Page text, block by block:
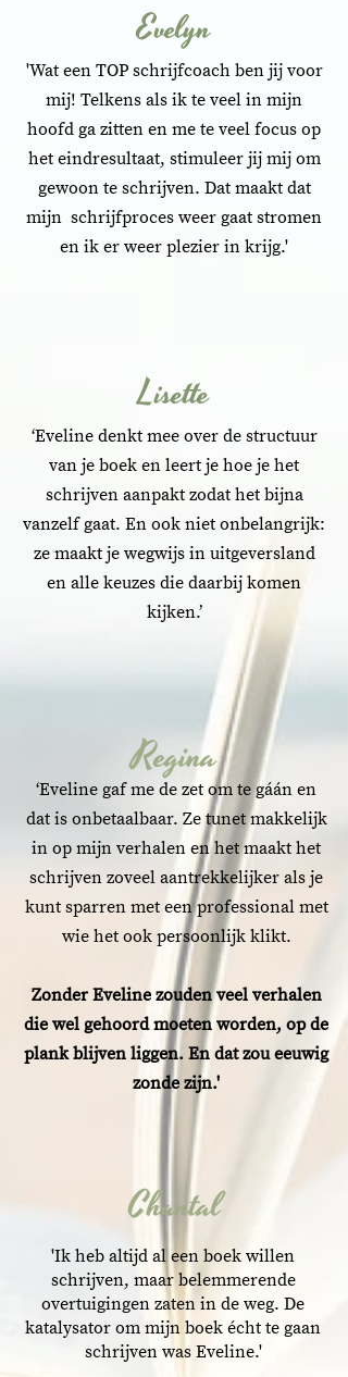
Evelyn
'Wat een TOP schrijfcoach ben jij voor
mij! Telkens als ik te veel in mijn
hoofd ga zitten en me te veel focus op
het eindresultaat, stimuleer jij mij om
gewoon te schrijven. Dat maakt dat
mijn schrijfproces weer gaat stromen
en ik er weer plezier in krijg.'
Lisette
‘Eveline denkt mee over de structuur
van je boek en leert je hoe je het
schrijven aanpakt zodat het bijna
vanzelf gaat. En ook niet onbelangrijk:
ze maakt je wegwijs in uitgeversland
en alle keuzes die daarbij komen
kijken.’
Regina
‘Eveline gaf me de zet om te gáán en
dat is onbetaalbaar. Ze tunet makkelijk
in op mijn verhalen en het maakt het
schrijven zoveel aantrekkelijker als je
kunt sparren met een professional met
wie het ook persoonlijk klikt.
Zonder Eveline zouden veel verhalen
die wel gehoord moeten worden, op de
plank blijven liggen. En dat zou eeuwig
zonde zijn.'
Chantal
'Ik heb altijd al een boek willen
schrijven, maar belemmerende
overtuigingen zaten in de weg. De
katalysator om mijn boek écht te gaan
schrijven was Eveline.'